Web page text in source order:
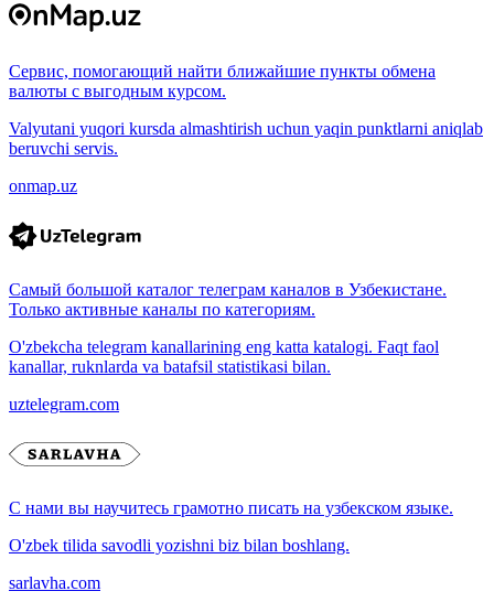
Сервис, помогающий найти ближайшие пункты обмена
валюты с выгодным курсом.
Valyutani yuqori kursda almashtirish uchun yaqin punktlarni aniqlab
beruvchi servis.
onmap.uz
Самый большой каталог телеграм каналов в Узбекистане.
Только активные каналы по категориям.
O'zbekcha telegram kanallarining eng katta katalogi. Faqt faol
kanallar, ruknlarda va batafsil statistikasi bilan.
uztelegram.com
С нами вы научитесь грамотно писать на узбекском языке.
O'zbek tilida savodli yozishni biz bilan boshlang.
sarlavha.com